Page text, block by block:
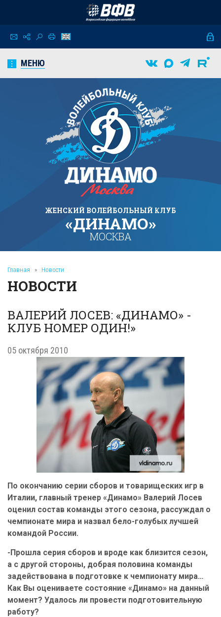
МЕНЮ
ЖЕНСКИЙ ВОЛЕЙБОЛЬНЫЙ КЛУБ
«ДИНАМО»
МОСКВА
Главная » Новости
НОВОСТИ
ВАЛЕРИЙ ЛОСЕВ: «ДИНАМО» -
КЛУБ НОМЕР ОДИН!»
05 октября 2010
По окончанию серии сборов и товарищеских игр в
Италии, главный тренер «Динамо» Валерий Лосев
оценил состав команды этого сезона, рассуждал о
чемпионате мира и назвал бело-голубых лучшей
командой России.
-Прошла серия сборов и вроде как близится сезон,
а с другой стороны, добрая половина команды
задействована в подготовке к чемпионату мира…
Как Вы оцениваете состояние «Динамо» на данный
момент? Удалось ли провести подготовительную
работу?